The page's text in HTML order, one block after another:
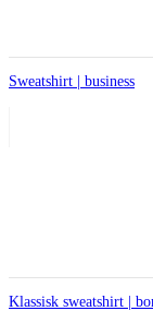
Sweatshirt | business
Klassisk sweatshirt |